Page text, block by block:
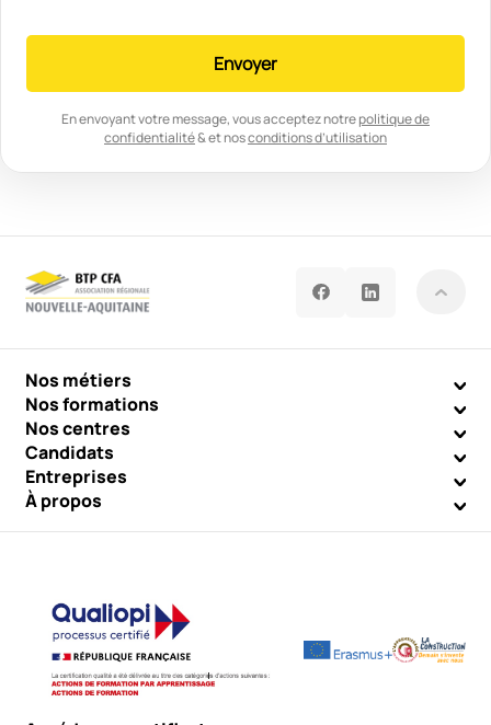
Envoyer
En envoyant votre message, vous acceptez notrepolitique de
confidentialité& et nosconditions d’utilisation
Nos métiers
Nos formations
Nos centres
Candidats
Entreprises
À propos